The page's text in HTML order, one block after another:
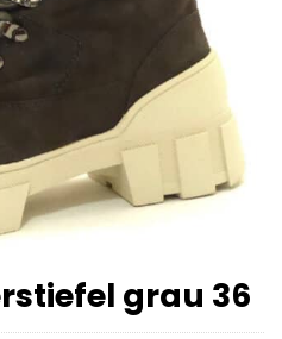
grau 36